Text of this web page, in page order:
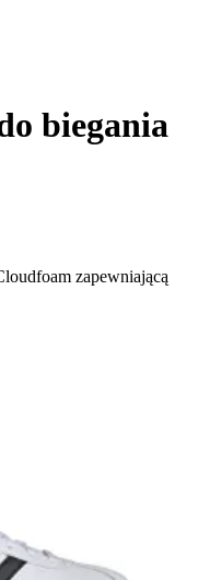
biegania
zapewniającą